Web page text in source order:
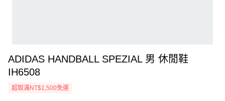
ADIDAS HANDBALL SPEZIAL 男 休閒鞋
IH6508
超取滿NT$1,500免運